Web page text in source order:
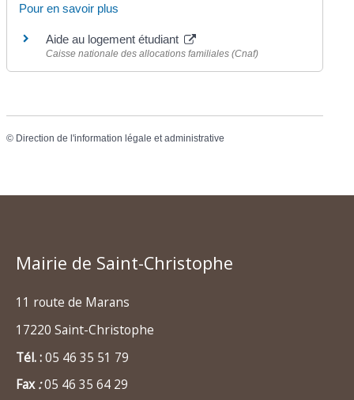
Pour en savoir plus
Aide au logement étudiant
Caisse nationale des allocations familiales (Cnaf)
© Direction de l'information légale et administrative
Mairie de Saint-Christophe
11 route de Marans
17220 Saint-Christophe
Tél. :05 46 35 51 79
Fax:05 46 35 64 29